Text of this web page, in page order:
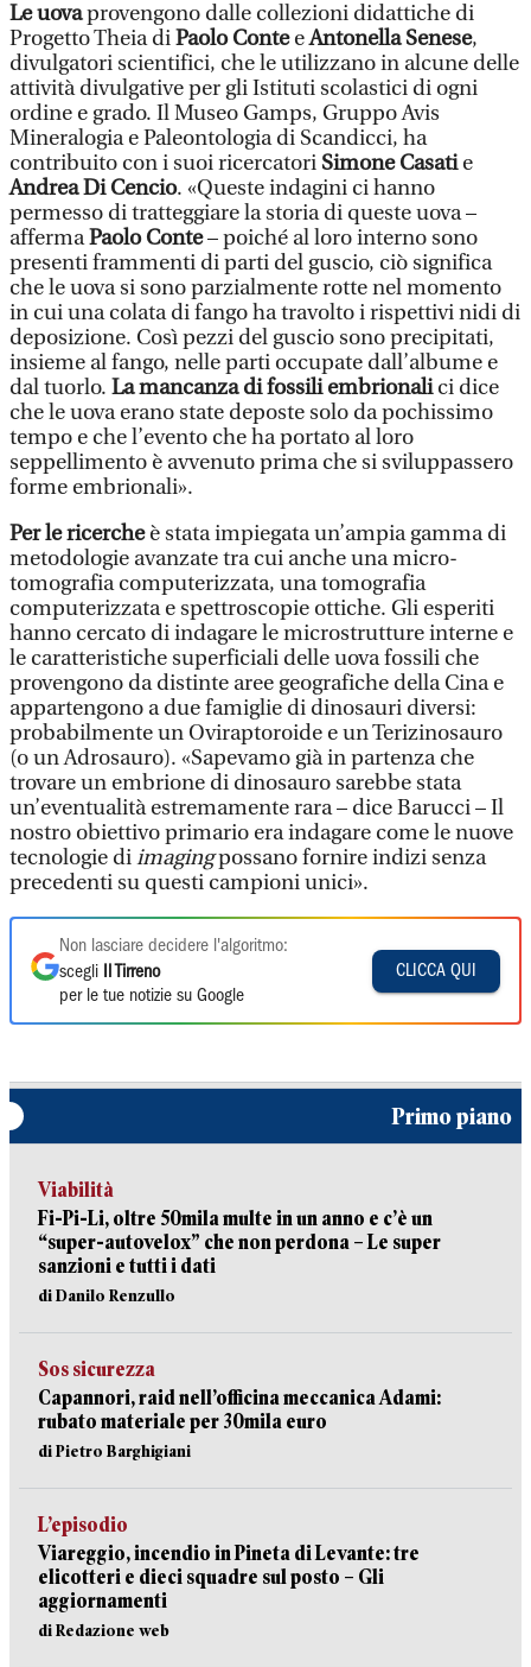
Le uovaprovengono dalle collezioni didattiche di
Progetto Theia diPaolo ConteeAntonella Senese,
divulgatori scientifici, che le utilizzano in alcune delle
attività divulgative per gli Istituti scolastici di ogni
ordine e grado. Il Museo Gamps, Gruppo Avis
Mineralogia e Paleontologia di Scandicci, ha
contribuito con i suoi ricercatori Simone Casatie
Andrea Di Cencio. «Queste indagini ci hanno
permesso di tratteggiare la storia di queste uova –
affermaPaolo Conte– poiché al loro interno sono
presenti frammenti di parti del guscio, ciò significa
che le uova si sono parzialmente rotte nel momento
in cui una colata di fango ha travolto i rispettivi nidi di
deposizione. Così pezzi del guscio sono precipitati,
insieme al fango, nelle parti occupate dall’albume e
dal tuorlo. La mancanza di fossili embrionalici dice
che le uova erano state deposte solo da pochissimo
tempo e che l’evento che ha portato al loro
seppellimento è avvenuto prima che si sviluppassero
forme embrionali».
Per le ricercheè stata impiegata un’ampia gamma di
metodologie avanzate tra cui anche una micro-
tomografia computerizzata, una tomografia
computerizzata e spettroscopie ottiche. Gli esperiti
hanno cercato di indagare le microstrutture interne e
le caratteristiche superficiali delle uova fossili che
provengono da distinte aree geografiche della Cina e
appartengono a due famiglie di dinosauri diversi:
probabilmente un Oviraptoroide e un Terizinosauro
(o un Adrosauro). «Sapevamo già in partenza che
trovare un embrione di dinosauro sarebbe stata
un’eventualità estremamente rara – dice Barucci – Il
nostro obiettivo primario era indagare come le nuove
tecnologie diimagingpossano fornire indizi senza
precedenti su questi campioni unici».
Non lasciare decidere l'algoritmo:
scegli
Il Tirreno
per le tue notizie su Google
CLICCA QUI
Primo piano
Viabilità
Fi-Pi-Li, oltre 50mila multe in un anno e c’è un
“super-autovelox” che non perdona – Le super
sanzioni e tutti i dati
di Danilo Renzullo
Sos sicurezza
Capannori, raid nell’officina meccanica Adami:
rubato materiale per 30mila euro
di Pietro Barghigiani
L’episodio
Viareggio, incendio in Pineta di Levante: tre
elicotteri e dieci squadre sul posto – Gli
aggiornamenti
di Redazione web